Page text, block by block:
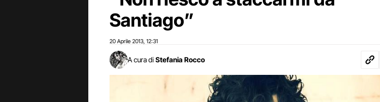
Santiago”
20 Aprile 2013 12:31
A cura di Stefania Rocco